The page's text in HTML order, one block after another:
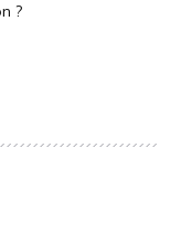
?